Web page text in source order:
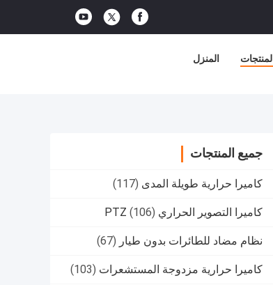
المنزل المنتجات
جميع المنتجات
كاميرا حرارية طويلة المدى (117)
كاميرا التصوير الحراري PTZ (106)
نظام مضاد للطائرات بدون طيار (67)
كاميرا حرارية مزدوجة المستشعرات (103)